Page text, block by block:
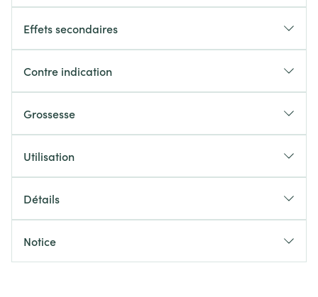
Effets secondaires
Contre indication
Grossesse
Utilisation
Détails
Notice